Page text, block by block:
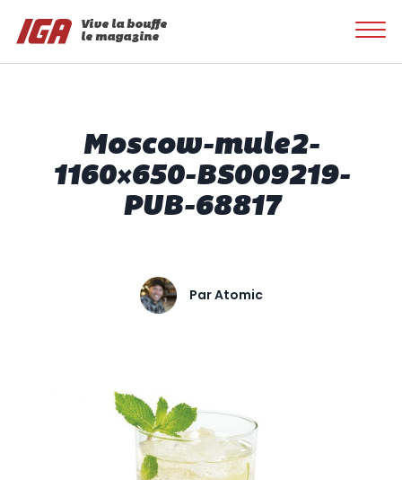
Vive la bouffe
le magazine
Moscow-mule2-
1160×650-BS009219-
PUB-68817
ParAtomic